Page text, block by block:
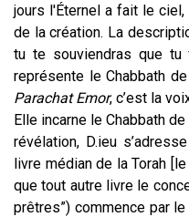
jours l'Éternel a fait le ciel,
de la création. La
tu te souviendras que tu
représente le Chabbath
Parachat Emor, c’est la
Elle incarne le Chabbath de
révélation, D.ieu
livre médian de la Torah
que tout autre livre le
prêtres”) commence par